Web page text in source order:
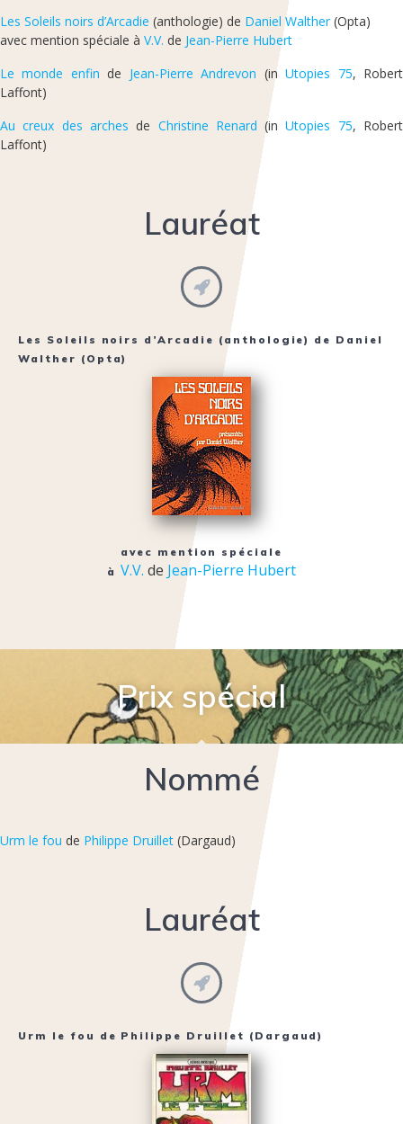
Les Soleils noirs d’Arcadie (anthologie) de Daniel Walther(Opta)
avec mention spéciale à V.V. de Jean-Pierre Hubert
Le monde enfin de Jean-Pierre Andrevon (inUtopies 75, Robert
Laffont)
Au creux des arches de Christine Renard (inUtopies 75, Robert
Laffont)
Lauréat
Les Soleils noirs d’Arcadie (anthologie) de Daniel
Walther (Opta)
avec mention spéciale
à V.V. de Jean-Pierre Hubert
Prix spécial
Nommé
Urm le fou de Philippe Druillet (Dargaud)
Lauréat
Urm le fou de Philippe Druillet (Dargaud)